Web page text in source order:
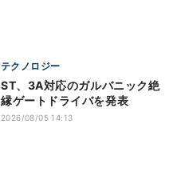
テクノロジー
ST、3A対応のガルバニック絶
縁ゲートドライバを発表
2026/08/05 14:13